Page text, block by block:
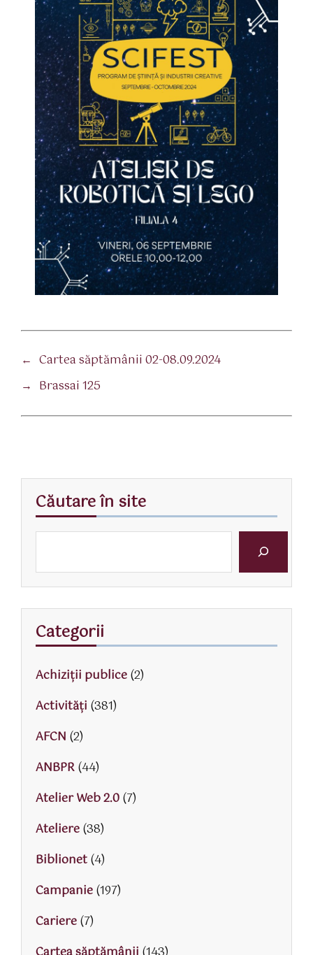
← Cartea săptămânii 02-08.09.2024
→ Brassai 125
Căutare în site
Categorii
Achiziții publice(2)
Activităţi (381)
AFCN (2)
ANBPR(44)
Atelier Web 2.0(7)
Ateliere(38)
Biblionet(4)
Campanie(197)
Cariere(7)